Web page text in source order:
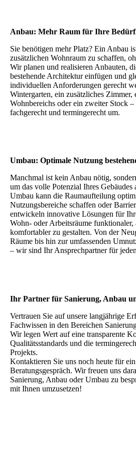
Anbau: Mehr Raum für Ihre
Sie benötigen mehr Platz? Ein Anbau
zusätzlichen Wohnraum zu schaffen,
Wir planen und realisieren Anbauten,
bestehende Architektur einfügen und
individuellen Anforderungen gerecht
Wintergarten, ein zusätzliches Zimmer,
Wohnbereichs oder ein zweiter Stock
fachgerecht und termingerecht um.
Umbau: Optimale Nutzung
Manchmal ist kein Anbau nötig,
um das volle Potenzial Ihres Gebäudes
Umbau kann die Raumaufteilung
Nutzungsbereiche schaffen oder
entwickeln innovative Lösungen für
Wohn- oder Arbeitsräume funktionaler,
komfortabler zu gestalten. Von der
Räume bis hin zur umfassenden
– wir sind Ihr Ansprechpartner für
Ihr Partner für Sanierung, Anbau
Vertrauen Sie auf unsere langjährige
Fachwissen in den Bereichen
Wir legen Wert auf eine transparente
Qualitätsstandards und die
Projekts.
Kontaktieren Sie uns noch heute für
Beratungsgespräch. Wir freuen uns
Sanierung, Anbau oder Umbau zu
mit Ihnen umzusetzen!